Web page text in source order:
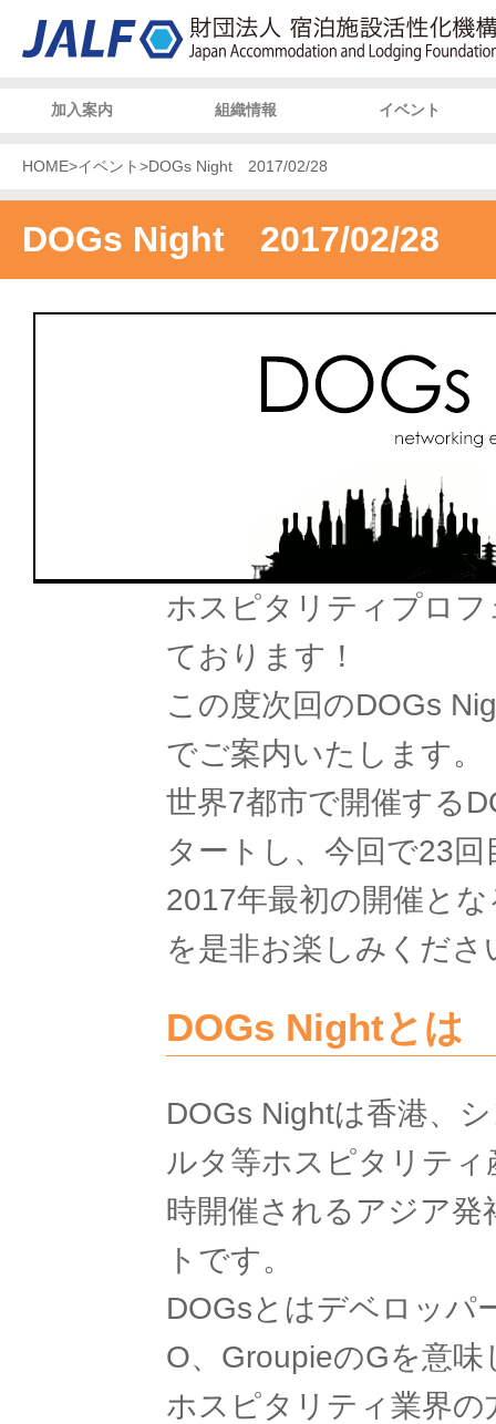
加入案内 組織情報 イベント
HOME>イベント >DOGs Night 2017/02/28
DOGs Night 2017/02/28
ホスピタリティプロ
ております！
この度次回のDOGs
でご案内いたします。
世界7都市で開催する
タートし、今回で23
2017年最初の開催と
を是非お楽しみくださ
DOGs Nightとは
DOGs Nightは香港、
ルタ等ホスピタリテ
時開催されるアジア
トです。
DOGsとはデベロッパ
O、GroupieのGを意
ホスピタリティ業界